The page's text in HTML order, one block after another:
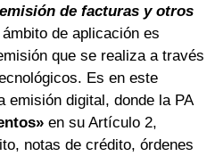
de facturas y otros
de aplicación es
que se realiza a través
Es en este
emisión digital, donde la PA
en su Artículo 2,
notas de crédito, órdenes